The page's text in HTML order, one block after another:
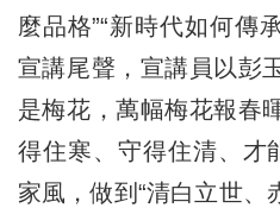
麼品格”“新時代如何傳
宣講尾聲，宣講員以彭
是梅花，萬幅梅花報春
得住寒、守得住清、才
家風，做到“清白立世、